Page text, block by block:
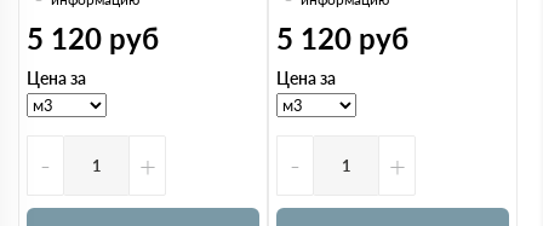
5 120 руб
Цена за
- +
5 120 руб
Цена за
- +